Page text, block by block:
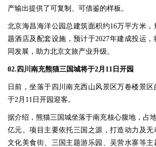
产输出提供了可复制、可借鉴的样板。
北京海昌海洋公园总建筑面积约16万平方米
题酒店及配套设施，预计于2027年建成投运
同发展，助力北京文旅产业升级。
02.四川南充熊猫三国城将于2月11日开园
日前，坐落于四川南充西山风景区万卷楼景
于2月11日开园迎客。
据介绍，熊猫三国城坐落于南充核心腹地，占
亿元。项目主要依托三国之源，打造动力及无
文化美食街、三国主题游乐园、吴营水寨等